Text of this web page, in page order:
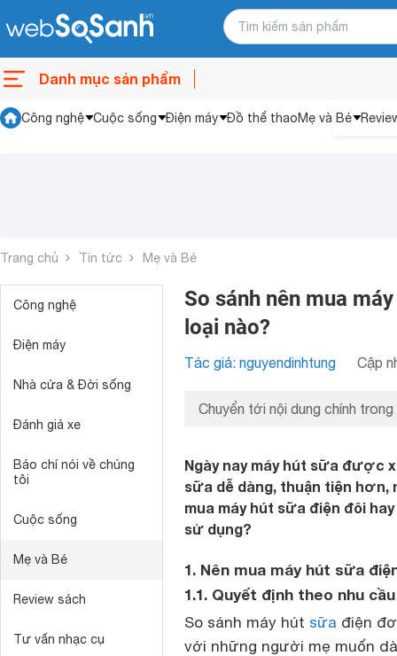
Danh mục sản phẩm
Công nghệ Cuộc sống Điện máy Đồ thể thaoMẹ và Bé
Trang chủ Tin tức Mẹ và Bé
Công nghệ
Điện máy
Nhà cửa & Đời sống
Đánh giá xe
Báo chí nói về chúng
tôi
Cuộc sống
Mẹ và Bé
Review sách
Tư vấn nhạc cụ
So sánh nên mua
loại nào?
Tác giả: nguyendinhtung Cập
Chuyển tới nội dung chính trong
Ngày nay máy hút sữa được
sữa dễ dàng, thuận tiện hơn,
mua máy hút sữa điện đôi
sử dụng?
1. Nên mua máy hút sữa
1.1. Quyết định theo nhu
So sánh máy hút sữa điện
với những người mẹ muốn